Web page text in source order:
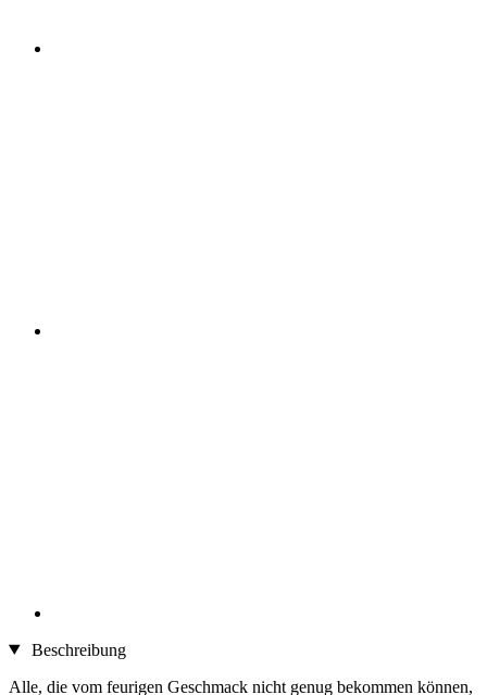
Beschreibung
Alle, die vom feurigen Geschmack nicht genug bekommen können,